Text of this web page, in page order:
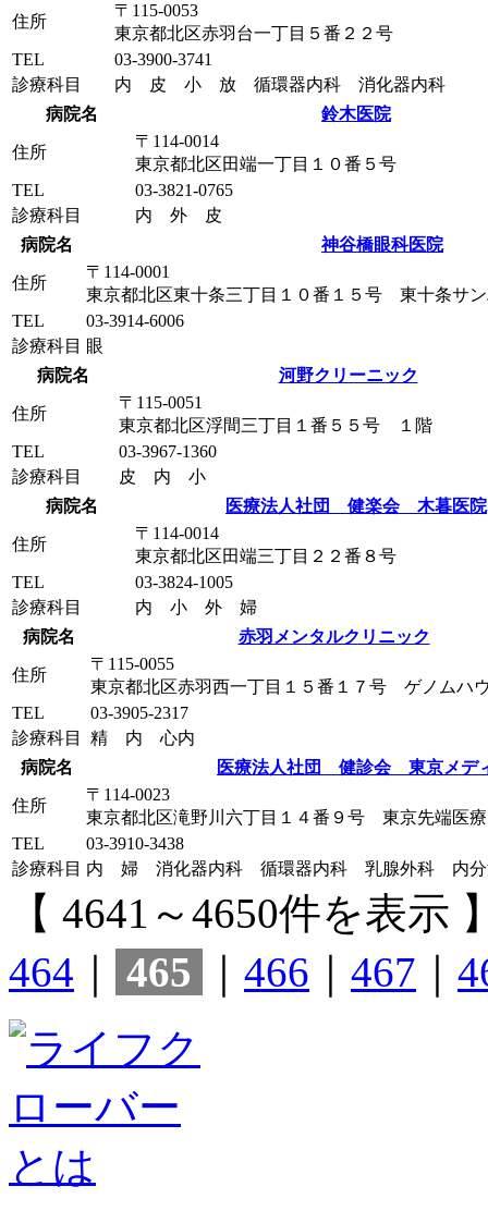
住所
〒115-0053
東京都北区赤羽台一丁目５番２２号
TEL
03-3900-3741
診療科目
内 皮 小 放 循環器内科 消化器内科
病院名
鈴木医院
住所
〒114-0014
東京都北区田端一丁目１０番５号
TEL
03-3821-0765
診療科目
内 外 皮
病院名
神谷橋眼科医院
住所
〒114-0001
東京都北区東十条三丁目１０番１５号 東十条サ
TEL
03-3914-6006
診療科目 眼
病院名
河野クリーニック
住所
〒115-0051
東京都北区浮間三丁目１番５５号 １階
TEL
03-3967-1360
診療科目
皮 内 小
病院名
医療法人社団 健楽会 木暮医院
住所
〒114-0014
東京都北区田端三丁目２２番８号
TEL
03-3824-1005
診療科目
内 小 外 婦
病院名
赤羽メンタルクリニック
住所
〒115-0055
東京都北区赤羽西一丁目１５番１７号 ゲノムハ
TEL
03-3905-2317
診療科目
精 内 心内
病院名
医療法人社団 健診会 東京メデ
住所
〒114-0023
東京都北区滝野川六丁目１４番９号 東京先端医
TEL
03-3910-3438
診療科目 内 婦 消化器内科 循環器内科 乳腺外科 内分
【 4641～4650件を表示
464
465 466 467